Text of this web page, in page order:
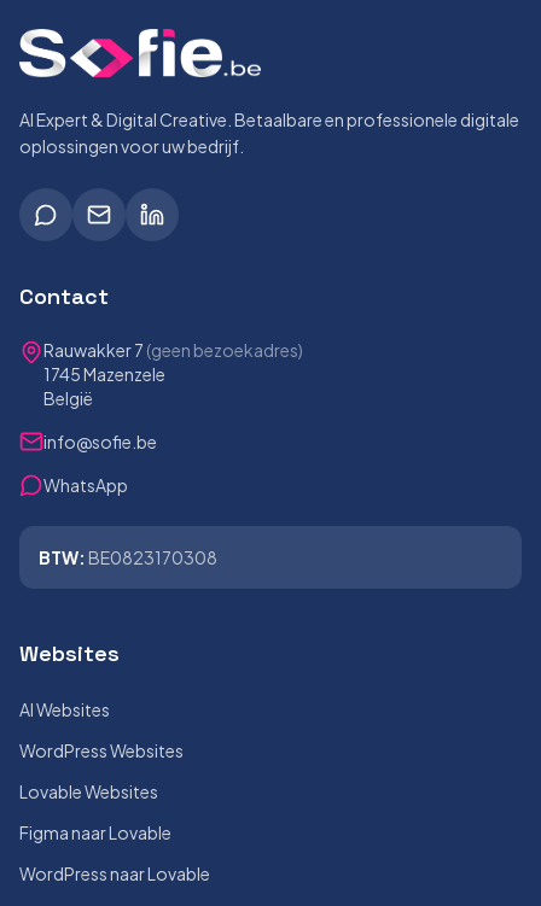
AI Expert & Digital Creative. Betaalbare en professionele digitale
oplossingen voor uw bedrijf.
Contact
Rauwakker 7 (geen bezoekadres)
1745 Mazenzele
België
info@sofie.be
WhatsApp
BTW: BE0823170308
Websites
AI Websites
WordPress Websites
Lovable Websites
Figma naar Lovable
WordPress naar Lovable